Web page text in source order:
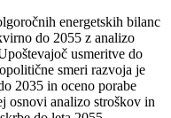
energetskih bilanc
do 2055 z analizo
usmeritve do
smeri razvoja je
2035 in oceno porabe
osnovi analizo stroškov in